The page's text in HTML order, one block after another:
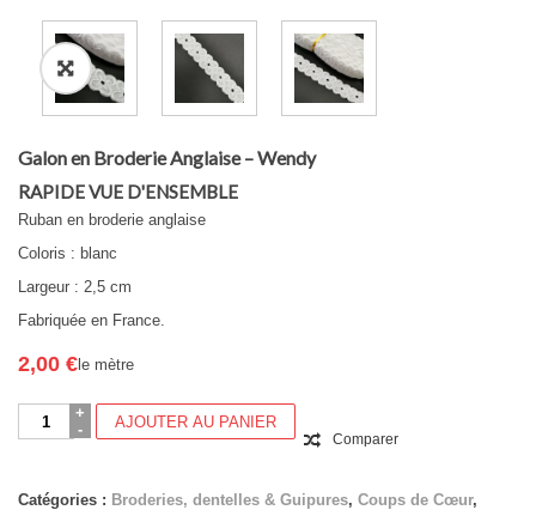
Galon en Broderie Anglaise – Wendy
RAPIDE VUE D'ENSEMBLE
Ruban en broderie anglaise
Coloris : blanc
Largeur : 2,5 cm
Fabriquée en France.
2,00 €le mètre
quantité
de
Broderie
AJOUTER AU PANIER
Comparer
Catégories : Broderies, dentelles & Guipures, Coups de Cœur,